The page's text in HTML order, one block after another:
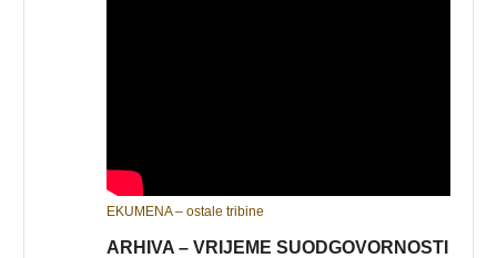
EKUMENA – ostale tribine
ARHIVA – VRIJEME SUODGOVORNOSTI